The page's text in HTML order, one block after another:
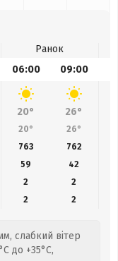
Ранок
06:00 09:00
20° 26°
20° 26°
763 762
59
42
2
2
2 2
слабкий вітер
до +35°C,